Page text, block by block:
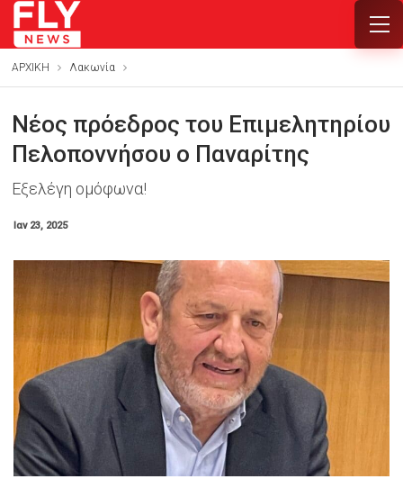
ΑΡΧΙΚΗ Λακωνία
Νέος πρόεδρος του Επιμελητηρίου
Πελοποννήσου ο Παναρίτης
Εξελέγη ομόφωνα!
Ιαν 23, 2025